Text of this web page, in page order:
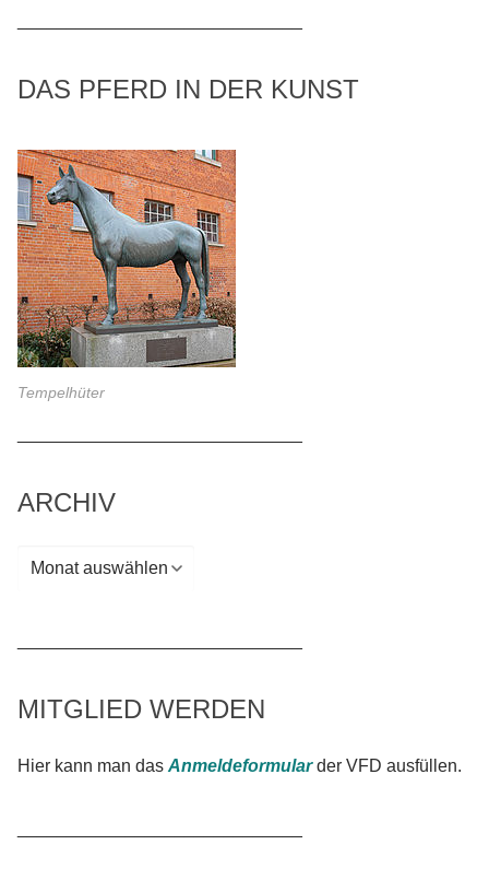
DAS PFERD IN DER KUNST
Tempelhüter
ARCHIV
Archiv
MITGLIED WERDEN
Hier kann man das Anmeldeformularder VFD ausfüllen.